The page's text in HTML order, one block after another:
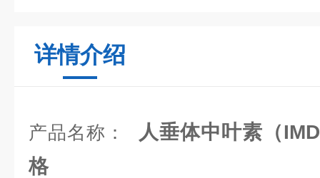
详情介绍
产品名称：
人垂体中叶素（
格